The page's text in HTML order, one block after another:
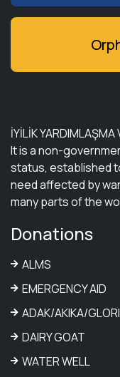
İYİLİK YARDIMLAŞMA
It is a non-
status, established
need affected by
many parts of the
Donations
ALMS
EMERGENCY AID
ADAK/AKIKA/
DAIRY GOAT
WATER WELL